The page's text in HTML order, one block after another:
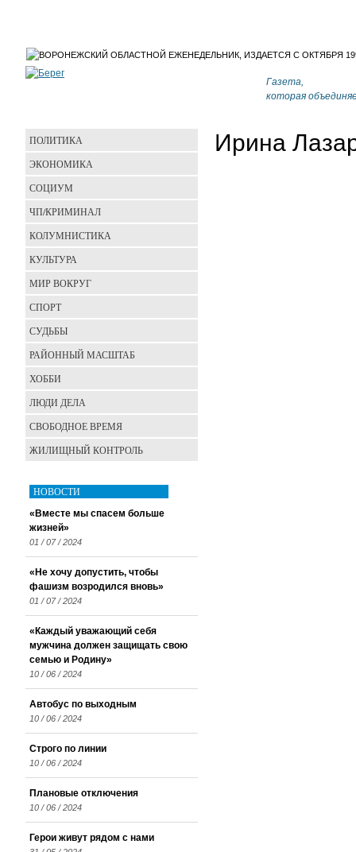
Газета,
которая
Ирина
ПОЛИТИКА
ЭКОНОМИКА
СОЦИУМ
ЧП/КРИМИНАЛ
КОЛУМНИСТИКА
КУЛЬТУРА
МИР ВОКРУГ
СПОРТ
СУДЬБЫ
РАЙОННЫЙ МАСШТАБ
ХОББИ
ЛЮДИ ДЕЛА
СВОБОДНОЕ ВРЕМЯ
ЖИЛИЩНЫЙ КОНТРОЛЬ
НОВОСТИ
«Вместе мы спасем больше
жизней»
01 / 07 / 2024
«Не хочу допустить, чтобы
фашизм возродился вновь»
01 / 07 / 2024
«Каждый уважающий себя
мужчина должен защищать свою
семью и Родину»
10 / 06 / 2024
Автобус по выходным
10 / 06 / 2024
Строго по линии
10 / 06 / 2024
Плановые отключения
10 / 06 / 2024
Герои живут рядом с нами